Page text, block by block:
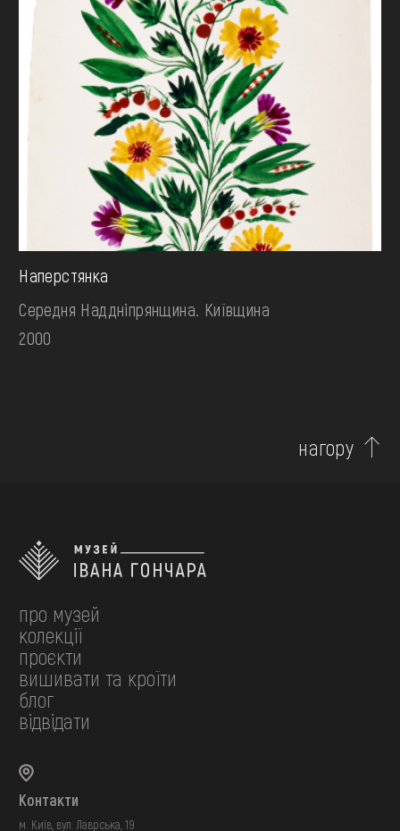
Наперстянка
Середня Наддніпрянщина. Київщина
2000
нагору
про музей
колекції
проєкти
вишивати та кроїти
блог
відвідати
Контакти
м. Київ, вул. Лаврська, 19